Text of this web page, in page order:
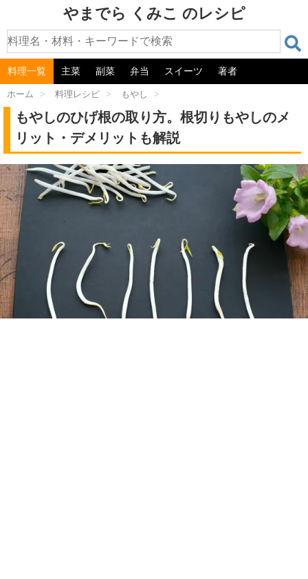
やまでら くみこ のレシピ
料理一覧 主菜 副菜 弁当 スイーツ 著者
ホーム > 料理レシピ > もやし >
もやしのひげ根の取り方。根切りもやしのメ
リット・デメリットも解説